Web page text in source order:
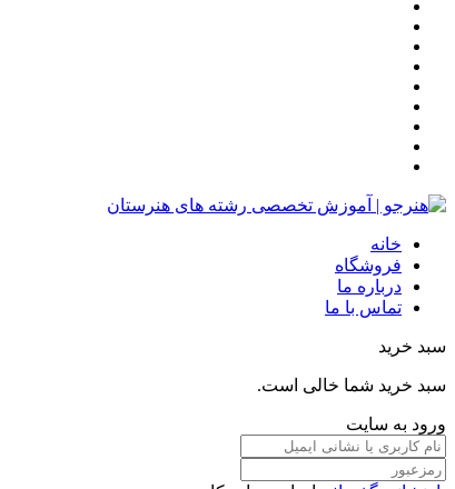
خانه
فروشگاه
درباره ما
تماس با ما
سبد خرید
سبد خرید شما خالی است.
ورود به سایت